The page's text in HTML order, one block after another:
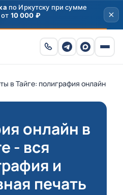
в Тайге: полиграфия онлайн
онлайн в
- вся
и
печать